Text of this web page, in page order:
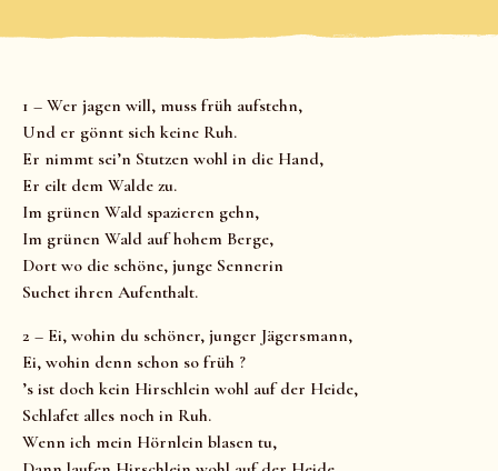
1 – Wer jagen will, muss früh aufstehn,
Und er gönnt sich keine Ruh.
Er nimmt sei’n Stutzen wohl in die Hand,
Er eilt dem Walde zu.
Im grünen Wald spazieren gehn,
Im grünen Wald auf hohem Berge,
Dort wo die schöne, junge Sennerin
Suchet ihren Aufenthalt.
2 – Ei, wohin du schöner, junger Jägersmann,
Ei, wohin denn schon so früh ?
’s ist doch kein Hirschlein wohl auf der Heide,
Schlafet alles noch in Ruh.
Wenn ich mein Hörnlein blasen tu,